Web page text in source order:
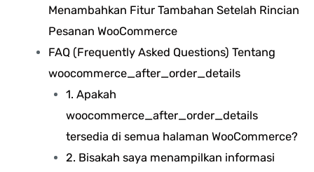
Menambahkan Fitur Tambahan Setelah Rincian
Pesanan WooCommerce
FAQ (Frequently Asked Questions) Tentang
woocommerce_after_order_details
1. Apakah
woocommerce_after_order_details
tersedia di semua halaman WooCommerce?
2. Bisakah saya menampilkan informasi